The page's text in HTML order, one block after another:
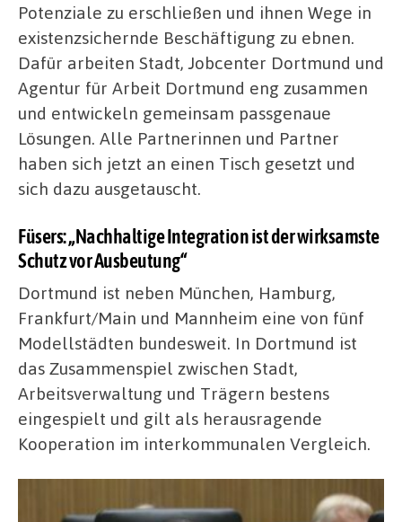
Potenziale zu erschließen und ihnen Wege in
existenzsichernde Beschäftigung zu ebnen.
Dafür arbeiten Stadt, Jobcenter Dortmund und
Agentur für Arbeit Dortmund eng zusammen
und entwickeln gemeinsam passgenaue
Lösungen. Alle Partnerinnen und Partner
haben sich jetzt an einen Tisch gesetzt und
sich dazu ausgetauscht.
Füsers: „Nachhaltige Integration ist der wirksamste
Schutz vor Ausbeutung“
Dortmund ist neben München, Hamburg,
Frankfurt/Main und Mannheim eine von fünf
Modellstädten bundesweit. In Dortmund ist
das Zusammenspiel zwischen Stadt,
Arbeitsverwaltung und Trägern bestens
eingespielt und gilt als herausragende
Kooperation im interkommunalen Vergleich.